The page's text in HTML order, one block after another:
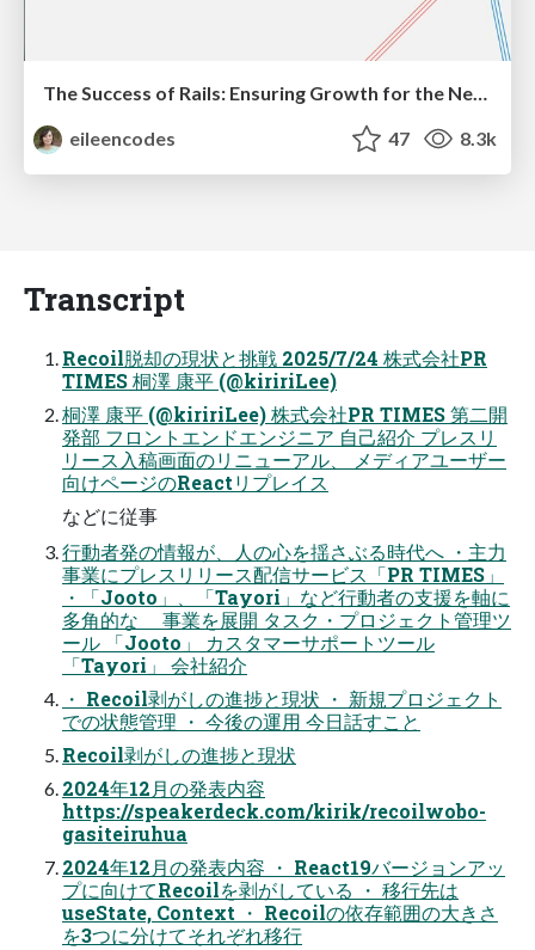
The Success of Rails: Ensuring Growth for the Next 100 Years
eileencodes
47 8.3k
Transcript
Recoil脱却の現状と挑戦 2025/7/24 株式会社PR
TIMES 桐澤 康平 (@kiririLee)
桐澤 康平 (@kiririLee) 株式会社PR TIMES 第二開
発部 フロントエンドエンジニア 自己紹介 プレスリ
リース入稿画面のリニューアル、 メディアユーザー
向けページのReactリプレイス
などに従事
行動者発の情報が、人の心を揺さぶる時代へ ・主力
事業にプレスリリース配信サービス「PR TIMES」
・「Jooto」、「Tayori」など行動者の支援を軸に
多角的な 事業を展開 タスク・プロジェクト管理ツ
ール 「Jooto」 カスタマーサポートツール
「Tayori」 会社紹介
・ Recoil剥がしの進捗と現状 ・ 新規プロジェクト
での状態管理 ・ 今後の運用 今日話すこと
Recoil剥がしの進捗と現状
2024年12月の発表内容
https://speakerdeck.com/kirik/recoilwobo-
gasiteiruhua
2024年12月の発表内容 ・ React19バージョンアッ
プに向けてRecoilを剥がしている ・ 移行先は
useState, Context ・ Recoilの依存範囲の大きさ
を3つに分けてそれぞれ移行